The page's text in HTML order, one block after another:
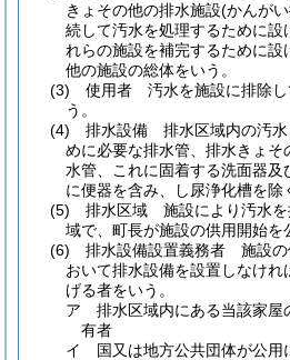
きょその他の排水施設(かんが
続して汚水を処理するために設
れらの施設を補完するために
他の施設の総体をいう。
(3)
使用者 汚水を施設に排除し
う。
(4)
排水設備 排水区域内の汚水
めに必要な排水管、排水きょそ
水管、これに固着する洗面器
に便器を含み、し尿浄化槽を除
(5)
排水区域 施設により汚水を
域で、町長が施設の供用開始を
(6)
排水設備設置義務者 施設の
おいて排水設備を設置しなけれ
げる者をいう。
ア
排水区域内にある当該家屋
有者
イ
国又は地方公共団体が公用